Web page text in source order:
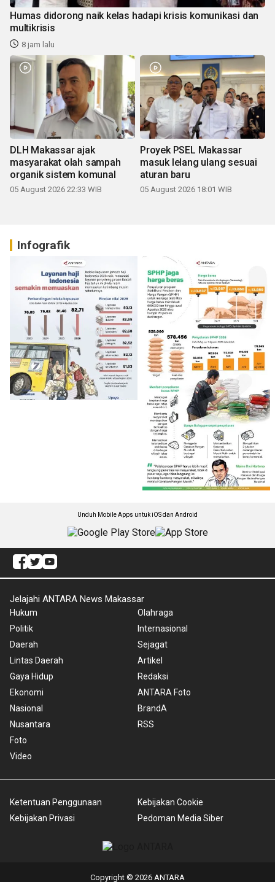
Humas didorong naik kelas hadapi krisis komunikasi dan
multikrisis
8 jam lalu
DLH Makassar ajak
masyarakat olah sampah
organik sistem komunal
05 August 2026 22:33 WIB
Proyek PSEL Makassar
masuk lelang ulang sesuai
aturan baru
05 August 2026 18:01 WIB
Infografik
Unduh Mobile Apps untuk iOS dan Android
Jelajahi ANTARA News Makassar
Hukum
Politik
Daerah
Lintas Daerah
Gaya Hidup
Ekonomi
Nasional
Nusantara
Foto
Video
Olahraga
Internasional
Sejagat
Artikel
Redaksi
ANTARA Foto
BrandA
RSS
Ketentuan Penggunaan
Kebijakan Privasi
Kebijakan Cookie
Pedoman Media Siber
Copyright © 2026 ANTARA